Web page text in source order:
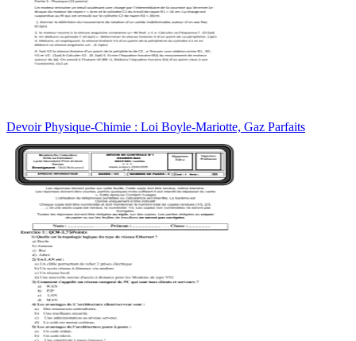
Devoir Physique-Chimie : Loi Boyle-Mariotte, Gaz Parfaits